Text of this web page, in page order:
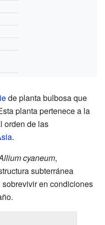
de planta bulbosa que
planta pertenece a la
orden de las
.
cyaneum,
subterránea
sobrevivir en condiciones